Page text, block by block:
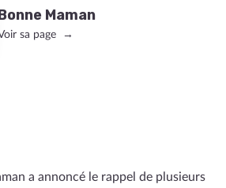
Maman
sa page
a annoncé le rappel de plusieurs